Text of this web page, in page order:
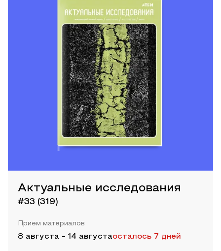
Актуальные исследования
#33 (319)
Прием материалов
8 августа - 14 августаосталось 7 дней